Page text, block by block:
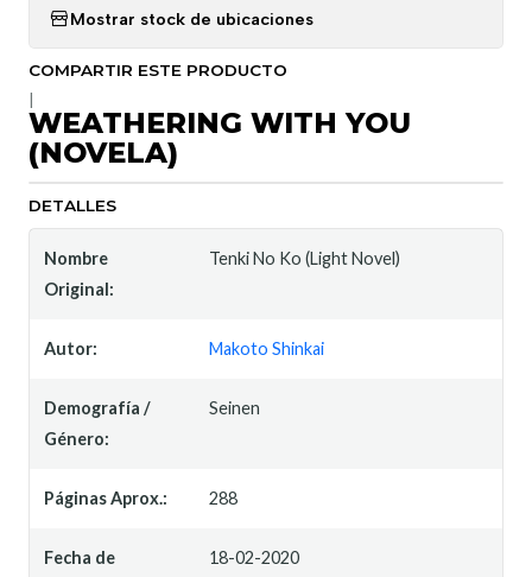
Mostrar stock de ubicaciones
COMPARTIR ESTE PRODUCTO
WEATHERING WITH YOU
(NOVELA)
DETALLES
Nombre
Original:
Tenki No Ko (Light Novel)
Autor: Makoto Shinkai
Demografía /
Género:
Seinen
Páginas Aprox.: 288
Fecha de
18-02-2020